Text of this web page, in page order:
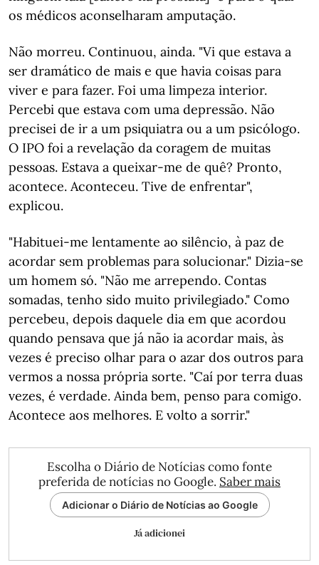
os médicos aconselharam amputação.
Não morreu. Continuou, ainda. "Vi que estava a
ser dramático de mais e que havia coisas para
viver e para fazer. Foi uma limpeza interior.
Percebi que estava com uma depressão. Não
precisei de ir a um psiquiatra ou a um psicólogo.
O IPO foi a revelação da coragem de muitas
pessoas. Estava a queixar-me de quê? Pronto,
acontece. Aconteceu. Tive de enfrentar",
explicou.
"Habituei-me lentamente ao silêncio, à paz de
acordar sem problemas para solucionar." Dizia-se
um homem só. "Não me arrependo. Contas
somadas, tenho sido muito privilegiado." Como
percebeu, depois daquele dia em que acordou
quando pensava que já não ia acordar mais, às
vezes é preciso olhar para o azar dos outros para
vermos a nossa própria sorte. "Caí por terra duas
vezes, é verdade. Ainda bem, penso para comigo.
Acontece aos melhores. E volto a sorrir."
Escolha o Diário de Notícias como fonte
preferida de notícias no Google. Saber mais
Adicionar o Diário de Notícias ao Google
Já adicionei